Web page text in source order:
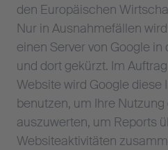
den Europäischen
Nur in Ausnahmefällen
einen Server von Google
und dort gekürzt. Im
Website wird Google diese
benutzen, um Ihre
auszuwerten, um Reports
Websiteaktivitäten